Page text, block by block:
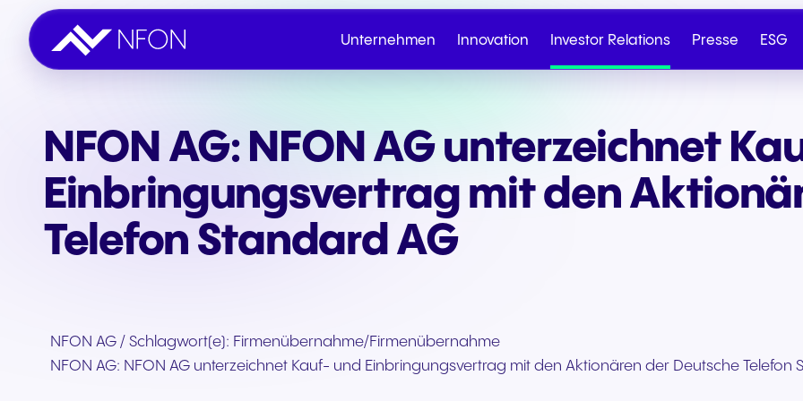
Unternehmen
Unternehmen Über NFON Corporate
Innovation
Innovation Geschäftskommunikation Künstliche
Investor Relations
IR-Übersicht
Aktie
Veranstaltungen
IR auf einen Blick Kennzahlen
Presse ESG
Nachhaltigkeit & ESG Nachhaltigkeit bei NFON Unsere Meilensteine
Kontakt
Kontaktieren Sie NFON
den Support
NFON AG: NFON AG unterzeichnet
Einbringungsvertrag mit den
Telefon Standard AG
NFON AG / Schlagwort(e): Firmenübernahme/Firmenübernahme
NFON AG: NFON AG unterzeichnet Kauf- und Einbringungsvertrag mit den Aktionären der Deutsche Telefon